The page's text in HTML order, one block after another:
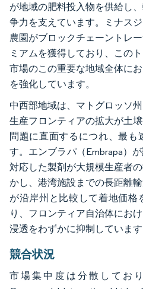
が地域の肥料投入物を供給し
争力を支えています。ミナス
農園がブロックチェーントレ
ミアムを獲得しており、この
市場のこの重要な地域全体に
を強化しています。
中西部地域は、マトグロッソ
生産フロンティアの拡大が土
問題に直面するにつれ、最も
す。エンブラパ（Embrapa）
対応した製剤が大規模生産者
かし、港湾施設までの長距離
が沿岸州と比較して着地価格
り、フロンティア自治体にお
浸透をわずかに抑制しています
競合状況
市場集中度は分散しており